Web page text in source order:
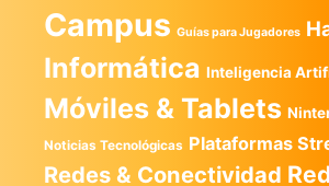
Campus Guías para Jugadores
Informática Inteligencia
Móviles & Tablets
Noticias Tecnológicas Plataformas
Redes & Conectividad